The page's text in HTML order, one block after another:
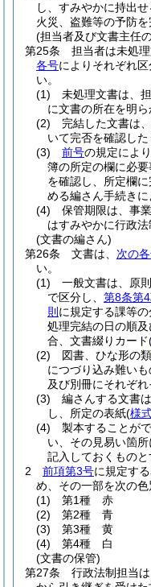
し、すみやかに持出
火災、盗難等の予防を
(担当者及び文書主任
第25条
担当者は未処
各号によりそれぞれ
い。
(1)
未処理文書は、
に文書の所在を明ら
(2)
完結した文書は
いて完否を確認し
(3)
前号の規定によ
簿の所定の欄に必
を確認し、所定欄に
める編さん手続きに
(4)
保管期限は、事
はすみやかに行政法
(文書の編さん)
第26条
文書は、 次の
い。
(1)
一般文書は、原
で区分し、 第8条第
則 に規定する課等
処理完結の日の順及
合、文書綴りカード
(2)
図書、ひな形の
につづり込み難いも
及び別冊にそれぞれ
(3)
編さんする文書
し、所定の表紙(様
(4)
製本することが
い、その見易い箇所
記入しておくものと
2
前項第3号に規定す
め、その一部を次の色
(1)
第1種 赤
(2)
第2種 青
(3)
第3種 黄
(4)
第4種 白
(文書の保管)
第27条
行政法制担当は